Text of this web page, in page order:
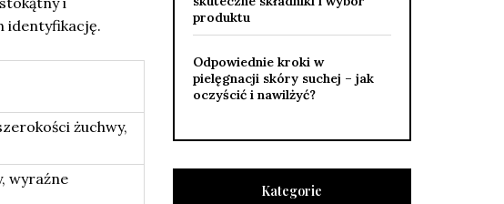
identyfikację.
żuchwy,
wyraźne
produktu
Odpowiednie kroki w
pielęgnacji skóry suchej – jak
oczyścić i nawilżyć?
Kategorie